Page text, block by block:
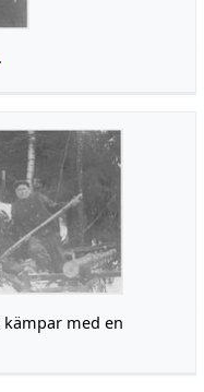
.
käm­par med en